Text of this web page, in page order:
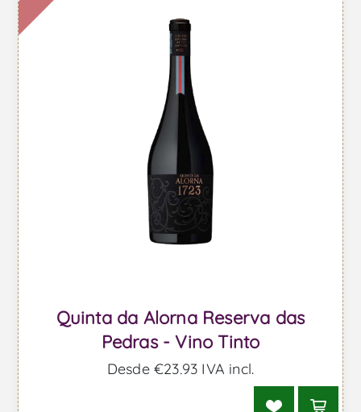
Quinta da Alorna Reserva das
Pedras - Vino Tinto
Desde €23,93 IVA incl.